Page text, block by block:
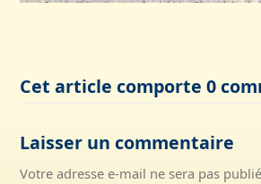
Cet article comporte 0
Laisser un commentaire
Votre adresse e-mail ne sera pas